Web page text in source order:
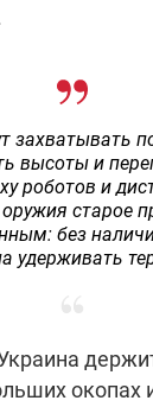
захватывать
высоты и
роботов и
старое
без
удерживать
окопах